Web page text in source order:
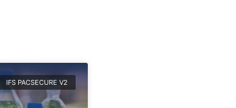
IFS PACSECURE V2